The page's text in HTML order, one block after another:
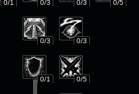
0/1 0/3 0/3 0/5
0/3 0/3
0/1 0/5